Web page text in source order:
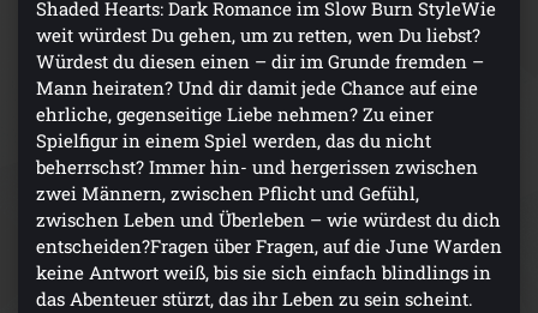
Shaded Hearts: Dark Romance im Slow Burn StyleWie
weit würdest Du gehen, um zu retten, wen Du liebst?
Würdest du diesen einen – dir im Grunde fremden –
Mann heiraten? Und dir damit jede Chance auf eine
ehrliche, gegenseitige Liebe nehmen? Zu einer
Spielfigur in einem Spiel werden, das du nicht
beherrschst? Immer hin- und hergerissen zwischen
zwei Männern, zwischen Pflicht und Gefühl,
zwischen Leben und Überleben – wie würdest du dich
entscheiden?Fragen über Fragen, auf die June Warden
keine Antwort weiß, bis sie sich einfach blindlings in
das Abenteuer stürzt, das ihr Leben zu sein scheint.